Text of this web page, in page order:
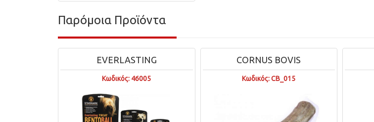
Παρόμοια Προϊόντα
EVERLASTING
Κωδικός: 46005
CORNUS BOVIS
Κωδικός: CB_015